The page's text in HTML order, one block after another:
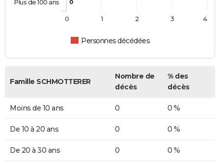
0
Personnes décédées
Plus de 100 ans
0 1 2 3 4
Famille SCHMOTTERER
Nombre de
décès
% des
décès
Moins de 10 ans 0 0 %
De 10 à 20 ans 0 0 %
De 20 à 30 ans 0 0 %